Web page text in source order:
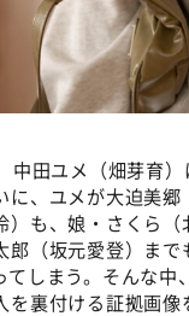
中田ユメ（畑芽育
に、ユメが大迫美
）も、娘・さくら
郎（坂元愛登）ま
しまう。そんな
裏付ける証拠画